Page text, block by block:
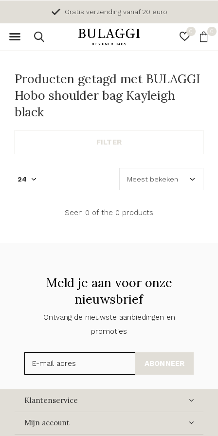
0 0
Gratis verzending vanaf 20 euro
Producten getagd met BULAGGI
Hobo shoulder bag Kayleigh
black
FILTER
Seen 0 of the 0 products
Meld je aan voor onze
nieuwsbrief
Ontvang de nieuwste aanbiedingen en
promoties
ABONNEER
Klantenservice
Mijn account